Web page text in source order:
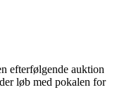
efterfølgende auktion
løb med pokalen for